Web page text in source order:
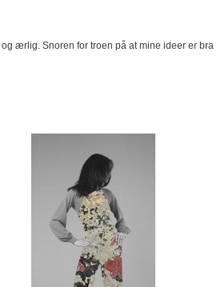
ærlig. Snoren for troen på at mine ideer er bra